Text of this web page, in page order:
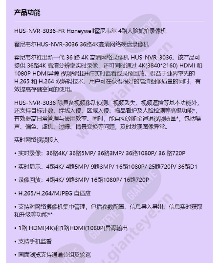
异常。 实时网络视频接入 • 实时录像：36路4K/ 36路
5MP/ 36路3MP/ 36路1080P/ 36 路720P • 实时显示：4路
4K/ 4路5MP/ 9路3MP/ 16路1080P/ 25路720P/ 36路D1 •
录像回放：4路4K/ 9路3MP/ 16路1080P/ 16路720P •
H.265/H.264/MJPEG 自适应 • 支持对网络摄像机集中管
理，包括参数配置、信息导入导出、信息实时获取和升级
等功能** • 1路 HDMI(4K)和1路HDMI(1080P)异源输出 •
支持手机监看 • 画面浏览支持通道分组及轮巡 • 支持即时
回放功能，即时获取事件关键信息 • 支持硬盘分组和配额
功能，可对不同通道设置不同录像策略 • 支持8个 SATA 和
1个eSATA 接口 • 支持8路本地智能分析(目标计数、物品
遗留/丢失、区域检测、越界检测、情景变换) • 所有通道
支持Super HD系列摄像机前端智能分析接入与联动(目标
计数、物品遗留/丢失、区域检测、越界检测、人脸检测、
视频诊断)* • 支持RAID0、RAID1、RAID5、RAID6 和
RAID10，支持全局热备，保障视频数据完整性 • 支持
NFR 断网续传功能 • 双千兆网卡，支持双网络IP设定等应
用 • 支持HTTPS网络传输加密 • 支持GB28181、Onvif协
议接入 • 支持网络检测 (流量监控、网络抓包、网络通畅
测试) 功能 • 支持水印、水印校验、IP过滤、热备功能